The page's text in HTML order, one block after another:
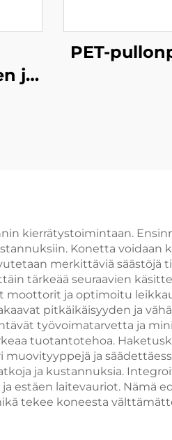
ja
PET-
kierrätystoimintaan.
Konetta voidaan
merkittäviä säästöjä
tärkeää seuraavien
moottorit ja optimoitu
pitkäikäisyyden ja
työvoimatarvetta ja
tuotantotehoa.
ja
ja kustannuksia.
estäen laitevauriot. Nämä
tekee koneesta